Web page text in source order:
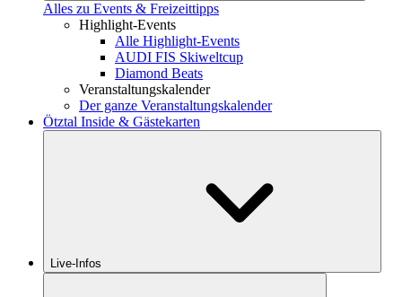
Alles zu Events & Freizeittipps
Highlight-Events
Alle Highlight-Events
AUDI FIS Skiweltcup
Diamond Beats
Veranstaltungskalender
Der ganze Veranstaltungskalender
Ötztal Inside & Gästekarten
Live-Infos